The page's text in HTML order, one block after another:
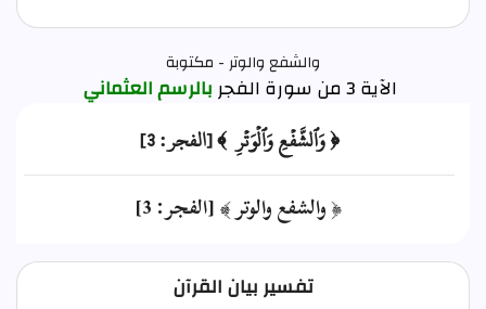
والشفع والوتر - مكتوبة
الآية 3 من سورة الفجر بالرسم العثماني
﴿ وَٱلشَّفۡعِ وَٱلۡوَتۡرِ ﴾ [الفجر: 3]
﴿ والشفع والوتر ﴾ [الفجر: 3]
تفسير بيان القرآن